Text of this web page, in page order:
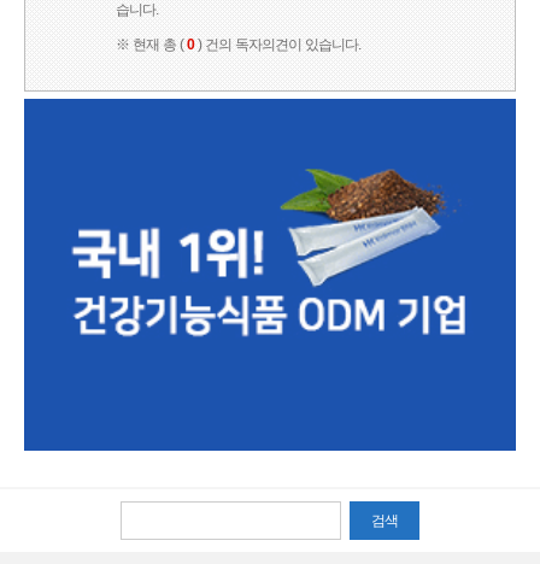
습니다.
※ 현재 총 (0) 건의 독자의견이 있습니다.
검색